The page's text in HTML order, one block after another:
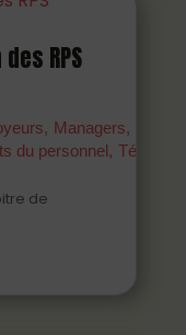
RPS
Managers
du personnel
de